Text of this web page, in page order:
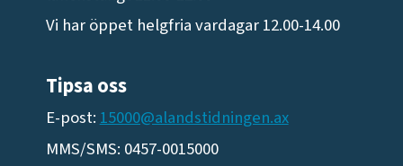
Vi har öppet helgfria vardagar 12.00-14.00
Tipsa oss
E-post: 15000@alandstidningen.ax
MMS/SMS: 0457-0015000